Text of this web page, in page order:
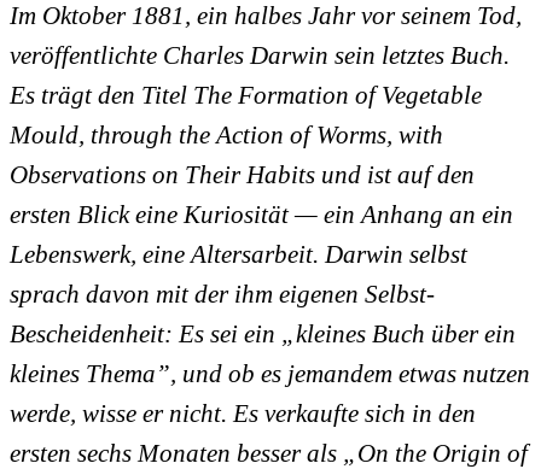
Im Oktober 1881, ein halbes Jahr vor seinem Tod,
veröffentlichte Charles Darwin sein letztes Buch.
Es trägt den Titel The Formation of Vegetable
Mould, through the Action of Worms, with
Observations on Their Habits und ist auf den
ersten Blick eine Kuriosität — ein Anhang an ein
Lebenswerk, eine Altersarbeit. Darwin selbst
sprach davon mit der ihm eigenen Selbst-
Bescheidenheit: Es sei ein „kleines Buch über ein
kleines Thema”, und ob es jemandem etwas nutzen
werde, wisse er nicht. Es verkaufte sich in den
ersten sechs Monaten besser als „On the Origin of